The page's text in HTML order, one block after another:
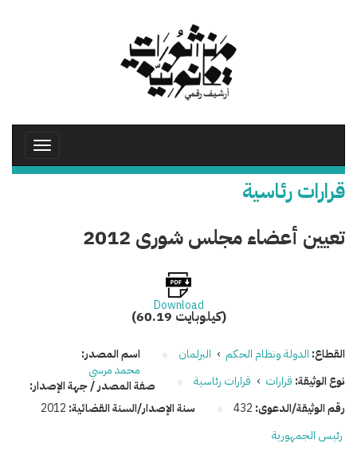
Toggle
قرارات رئاسية
تعيين أعضاء مجلس شورى 2012
Download
(60.19 كيلوبايت)
القطاع: الدولة ونظام الحكم › البرلمان
نوع الوثيقة: قرارات › قرارات رئاسية
رقم الوثيقة/الدعوى: 432 سنة الإصدار/السنة القضائية: 2012
اسم المصدر:
محمد مرسي
صفة المصدر / جهة الإصدار:
رئيس الجمهورية